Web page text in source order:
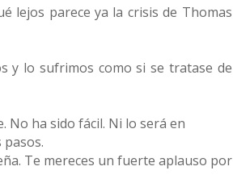
lejos parece ya la crisis de Thomas
y lo sufrimos como si se tratase de
No ha sido fácil. Ni lo será en
Te mereces un fuerte aplauso por